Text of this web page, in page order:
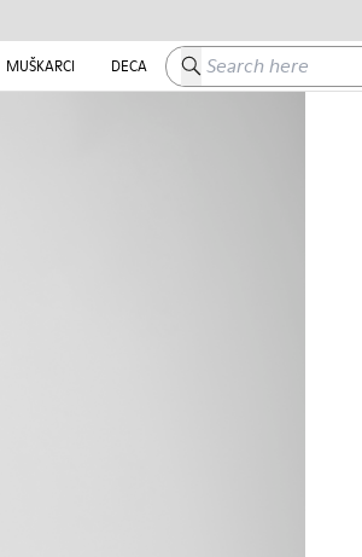
MUŠKARCI DECA Search here